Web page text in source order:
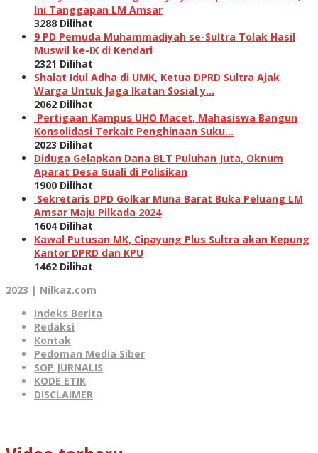
Ini Tanggapan LM Amsar
3288 Dilihat
9 PD Pemuda Muhammadiyah se-Sultra Tolak Hasil
Muswil ke-IX di Kendari
2321 Dilihat
Shalat Idul Adha di UMK, Ketua DPRD Sultra Ajak
Warga Untuk Jaga Ikatan Sosial y…
2062 Dilihat
Pertigaan Kampus UHO Macet, Mahasiswa Bangun
Konsolidasi Terkait Penghinaan Suku…
2023 Dilihat
Diduga Gelapkan Dana BLT Puluhan Juta, Oknum
Aparat Desa Guali di Polisikan
1900 Dilihat
Sekretaris DPD Golkar Muna Barat Buka Peluang LM
Amsar Maju Pilkada 2024
1604 Dilihat
Kawal Putusan MK, Cipayung Plus Sultra akan Kepung
Kantor DPRD dan KPU
1462 Dilihat
2023 | Nilkaz.com
Indeks Berita
Redaksi
Kontak
Pedoman Media Siber
SOP JURNALIS
KODE ETIK
DISCLAIMER